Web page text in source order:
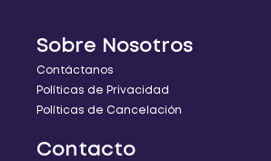
Sobre Nosotros
Contáctanos
Políticas de Privacidad
Políticas de Cancelación
Contacto